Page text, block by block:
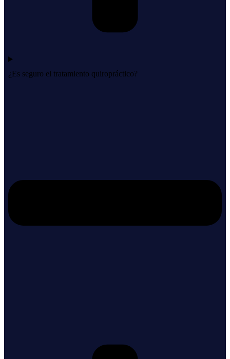
¿Es seguro el tratamiento quiropráctico?